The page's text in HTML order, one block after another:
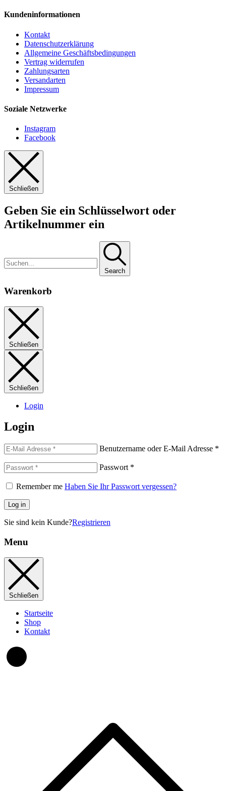
Kundeninformationen
Kontakt
Datenschutzerklärung
Allgemeine Geschäftsbedingungen
Vertrag widerrufen
Zahlungsarten
Versandarten
Impressum
Soziale Netzwerke
Instagram
Facebook
Schließen
Geben Sie ein Schlüsselwort oder
Artikelnummer ein
Search
Warenkorb
Schließen
Schließen
Login
Login
Benutzername oder E-Mail Adresse *
Passwort *
Remember me Haben Sie Ihr Passwort vergessen?
Log in
Sie sind kein Kunde?Registrieren
Menu
Schließen
Startseite
Shop
Kontakt